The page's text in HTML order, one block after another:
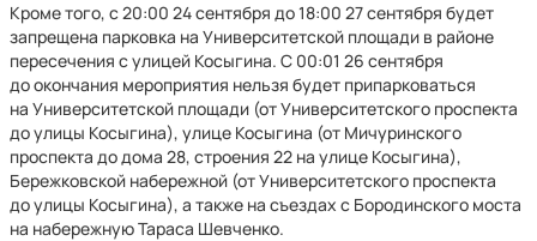
Кроме того, с 20:00 24 сентября до 18:00 27 сентября будет
запрещена парковка на Университетской площади в районе
пересечения с улицей Косыгина. С 00:01 26 сентября
до окончания мероприятия нельзя будет припарковаться
на Университетской площади (от Университетского проспекта
до улицы Косыгина), улице Косыгина (от Мичуринского
проспекта до дома 28, строения 22 на улице Косыгина),
Бережковской набережной (от Университетского проспекта
до улицы Косыгина), а также на съездах с Бородинского моста
на набережную Тараса Шевченко.